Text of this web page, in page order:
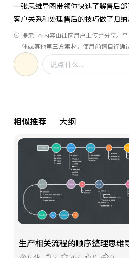
一张思维导图带领你快速了解售后
客户关系和处理售后的技巧做了归纳
提示: 本内容由社区用户上传并分享。
体或其他第三方素材，使用前请自行确
相似推荐 大纲
生产相关流程的顺序整理思维